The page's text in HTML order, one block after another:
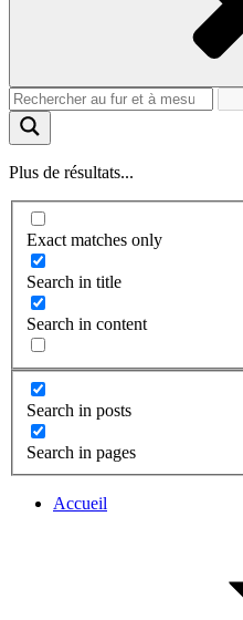
Plus de résultats...
Exact matches only
Search in title
Search in content
Search in posts
Search in pages
Accueil